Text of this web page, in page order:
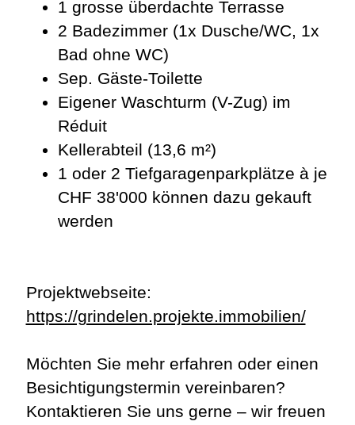
1 grosse überdachte Terrasse
2 Badezimmer (1x Dusche/WC, 1x
Bad ohne WC)
Sep. Gäste-Toilette
Eigener Waschturm (V-Zug) im
Réduit
Kellerabteil (13,6 m²)
1 oder 2 Tiefgaragenparkplätze à je
CHF 38'000 können dazu gekauft
werden
Projektwebseite:
https://grindelen.projekte.immobilien/
Möchten Sie mehr erfahren oder einen
Besichtigungstermin vereinbaren?
Kontaktieren Sie uns gerne – wir freuen